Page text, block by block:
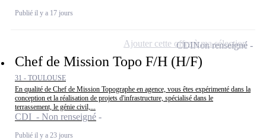
Publié il y a 17 jours
Chef de Mission Topo F/H (H/F)
31 - TOULOUSE
En qualité de Chef de Mission Topographe en agence, vous êtes expérimenté dans la
conception et la réalisation de projets d'infrastructure, spécialisé dans le
terrassement, le génie civil,...
CDI - Non renseigné
Publié il y a 23 jours
CDINon renseigné
Ajouter cette offre à ma sélection